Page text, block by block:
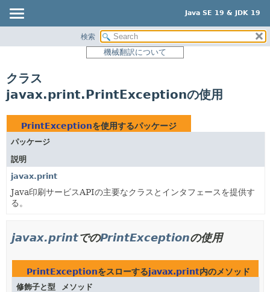
Java SE 19 & JDK 19
パッケージ
クラス
使用
ツリー
新規
非推奨
索引
検索
機械翻訳について
クラス
javax.print.PrintExceptionの使用
PrintExceptionを使用するパッケージ
パッケージ
説明
javax.print
Java印刷サービスAPIの主要なクラスとインタフェースを提供す
る。
javax.printでのPrintExceptionの使用
PrintExceptionをスローするjavax.print内のメソッド
修飾子と型
メソッド